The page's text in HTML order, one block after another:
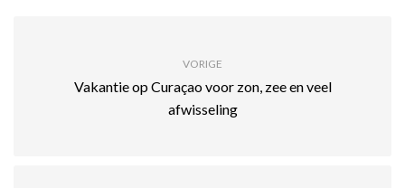
VORIGE
Vakantie op Curaçao voor zon, zee en veel
afwisseling